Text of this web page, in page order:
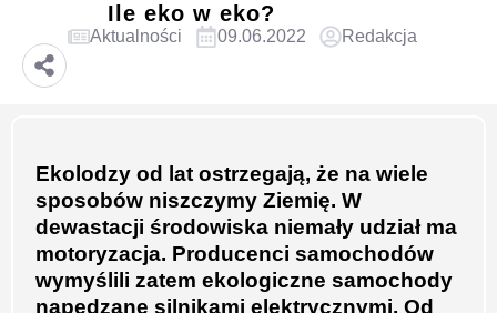
Ile eko w eko?
Aktualności 09.06.2022 Redakcja
Ekolodzy od lat ostrzegają, że na wiele
sposobów niszczymy Ziemię. W
dewastacji środowiska niemały udział ma
motoryzacja. Producenci samochodów
wymyślili zatem ekologiczne samochody
napędzane silnikami elektrycznymi. Od